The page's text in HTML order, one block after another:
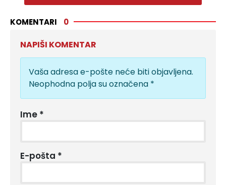
KOMENTARI 0
NAPIŠI KOMENTAR
Vaša adresa e-pošte neće biti objavljena.
Neophodna polja su označena *
Ime *
E-pošta *